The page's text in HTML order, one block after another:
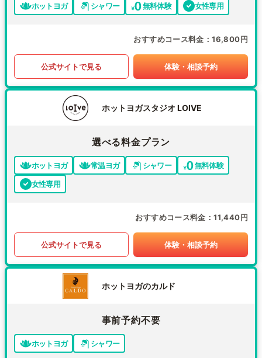
ホットヨガ シャワー 無料体験 女性専用
おすすめコース料金 16,800円
公式サイトで見る 体験・相談予約
ホットヨガスタジオ LOIVE
選べる料金プラン
ホットヨガ 常温ヨガ シャワー
無料体験
女性専用
おすすめコース料金 11,440円
公式サイトで見る 体験・相談予約
ホットヨガのカルド
事前予約不要
ホットヨガ シャワー